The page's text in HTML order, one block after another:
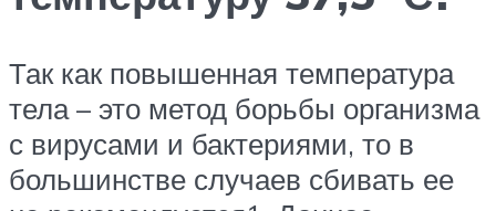
Так как повышенная температура
тела – это метод борьбы организма
с вирусами и бактериями, то в
большинстве случаев сбивать ее